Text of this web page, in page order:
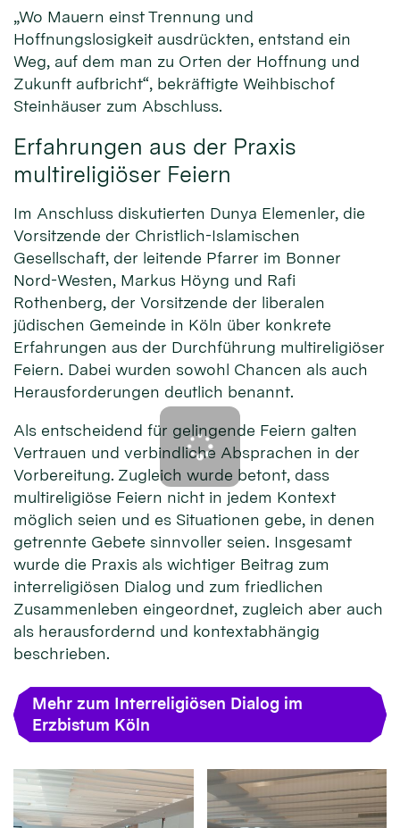
„Wo Mauern einst Trennung und
Hoffnungslosigkeit ausdrückten, entstand ein
Weg, auf dem man zu Orten der Hoffnung und
Zukunft aufbricht“, bekräftigte Weihbischof
Steinhäuser zum Abschluss.
Erfahrungen aus der Praxis
multireligiöser Feiern
Im Anschluss diskutierten Dunya Elemenler, die
Vorsitzende der Christlich-Islamischen
Gesellschaft, der leitende Pfarrer im Bonner
Nord-Westen, Markus Höyng und Rafi
Rothenberg, der Vorsitzende der liberalen
jüdischen Gemeinde in Köln über konkrete
Erfahrungen aus der Durchführung multireligiöser
Feiern. Dabei wurden sowohl Chancen als auch
Herausforderungen deutlich benannt.
Als entscheidend für gelingende Feiern galten
Vertrauen und verbindliche Absprachen in der
Vorbereitung. Zugleich wurde betont, dass
multireligiöse Feiern nicht in jedem Kontext
möglich seien und es Situationen gebe, in denen
getrennte Gebete sinnvoller seien. Insgesamt
wurde die Praxis als wichtiger Beitrag zum
interreligiösen Dialog und zum friedlichen
Zusammenleben eingeordnet, zugleich aber auch
als herausfordernd und kontextabhängig
beschrieben.
Mehr zum Interreligiösen Dialog im
Erzbistum Köln